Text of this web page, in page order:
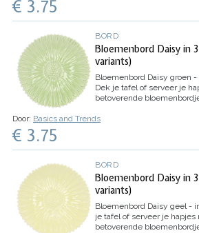
€ 3.75
BORD
Bloemenbord Daisy in
variants)
Bloemenbord Daisy groen
Dek je tafel of serveer je
betoverende
tafel. Van de charmante
Door: Basics and Trends
€ 3.75
BORD
Bloemenbord Daisy in
variants)
Bloemenbord Daisy geel -
je tafel of serveer je
betoverende